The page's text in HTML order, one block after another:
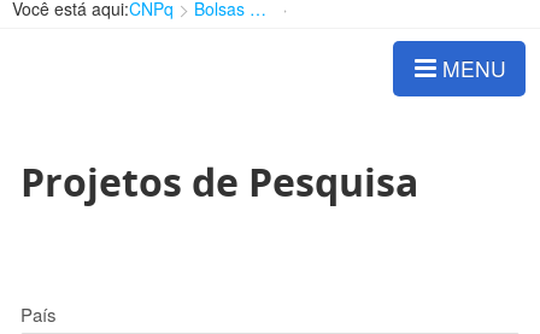
Você está aqui:CNPq Bolsas e Auxílios Vigentes
MENU
Projetos de Pesquisa
País